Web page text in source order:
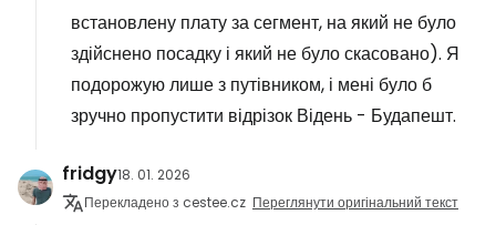
встановлену плату за сегмент, на який не було
здійснено посадку і який не було скасовано). Я
подорожую лише з путівником, і мені було б
зручно пропустити відрізок Відень - Будапешт.
fridgy18. 01. 2026
Перекладено з cestee.cz Переглянути оригінальний текст